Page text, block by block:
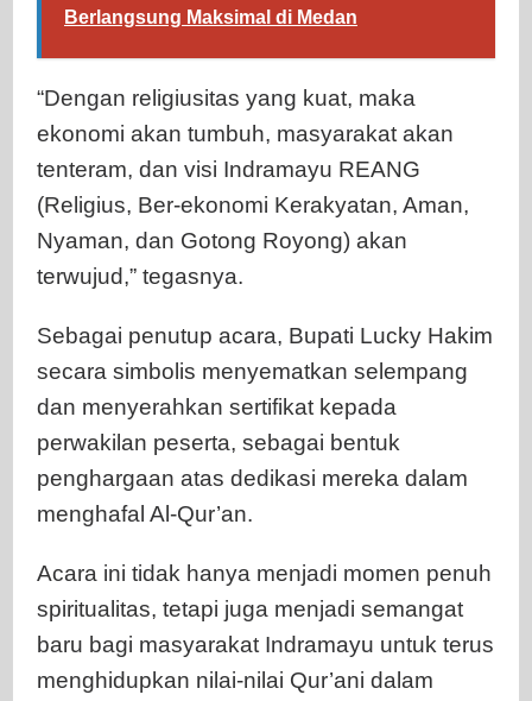
Berlangsung Maksimal di Medan
“Dengan religiusitas yang kuat, maka
ekonomi akan tumbuh, masyarakat akan
tenteram, dan visi Indramayu REANG
(Religius, Ber-ekonomi Kerakyatan, Aman,
Nyaman, dan Gotong Royong) akan
terwujud,” tegasnya.
Sebagai penutup acara, Bupati Lucky Hakim
secara simbolis menyematkan selempang
dan menyerahkan sertifikat kepada
perwakilan peserta, sebagai bentuk
penghargaan atas dedikasi mereka dalam
menghafal Al-Qur’an.
Acara ini tidak hanya menjadi momen penuh
spiritualitas, tetapi juga menjadi semangat
baru bagi masyarakat Indramayu untuk terus
menghidupkan nilai-nilai Qur’ani dalam